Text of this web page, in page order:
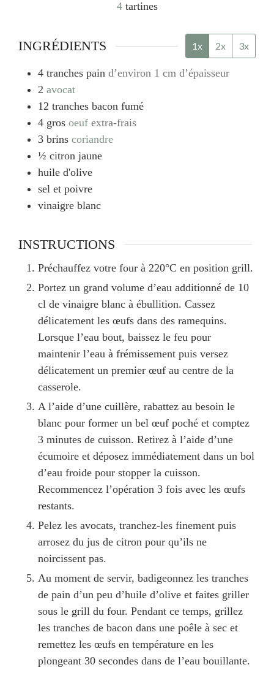
4 tartines
INGRÉDIENTS 1x 2x 3x
4 tranches pain d’environ 1 cm d’épaisseur
2 avocat
12 tranches bacon fumé
4 gros oeuf extra-frais
3 brins coriandre
½ citron jaune
huile d'olive
sel et poivre
vinaigre blanc
INSTRUCTIONS
Préchauffez votre four à 220°C en position grill.
Portez un grand volume d’eau additionné de 10
cl de vinaigre blanc à ébullition. Cassez
délicatement les œufs dans des ramequins.
Lorsque l’eau bout, baissez le feu pour
maintenir l’eau à frémissement puis versez
délicatement un premier œuf au centre de la
casserole.
A l’aide d’une cuillère, rabattez au besoin le
blanc pour former un bel œuf poché et comptez
3 minutes de cuisson. Retirez à l’aide d’une
écumoire et déposez immédiatement dans un bol
d’eau froide pour stopper la cuisson.
Recommencez l’opération 3 fois avec les œufs
restants.
Pelez les avocats, tranchez-les finement puis
arrosez du jus de citron pour qu’ils ne
noircissent pas.
Au moment de servir, badigeonnez les tranches
de pain d’un peu d’huile d’olive et faites griller
sous le grill du four. Pendant ce temps, grillez
les tranches de bacon dans une poêle à sec et
remettez les œufs en température en les
plongeant 30 secondes dans de l’eau bouillante.